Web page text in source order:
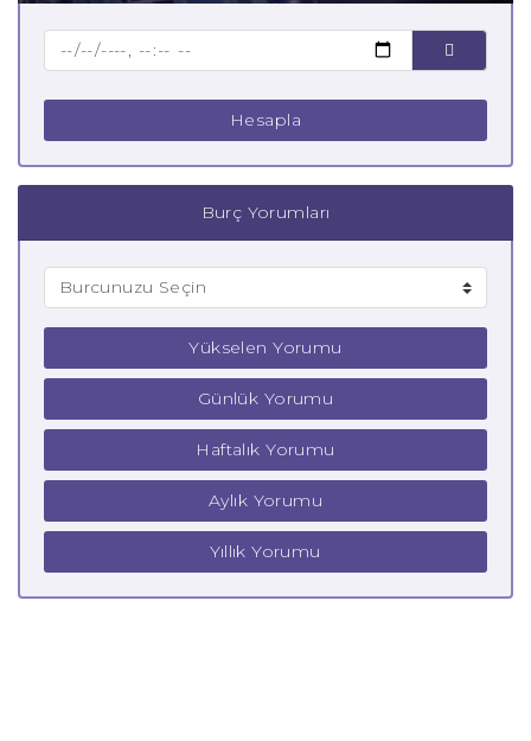
Hesapla
Burç Yorumları
Yükselen Yorumu
Günlük Yorumu
Haftalık Yorumu
Aylık Yorumu
Yıllık Yorumu